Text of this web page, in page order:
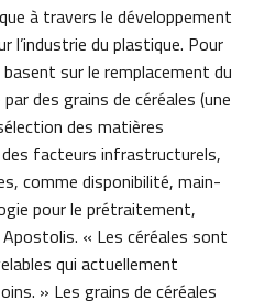
à travers le développement
l’industrie du plastique. Pour
sur le remplacement du
des grains de céréales (une
des matières
des facteurs infrastructurels,
comme disponibilité, main-
pour le prétraitement,
« Les céréales sont
qui actuellement
» Les grains de céréales